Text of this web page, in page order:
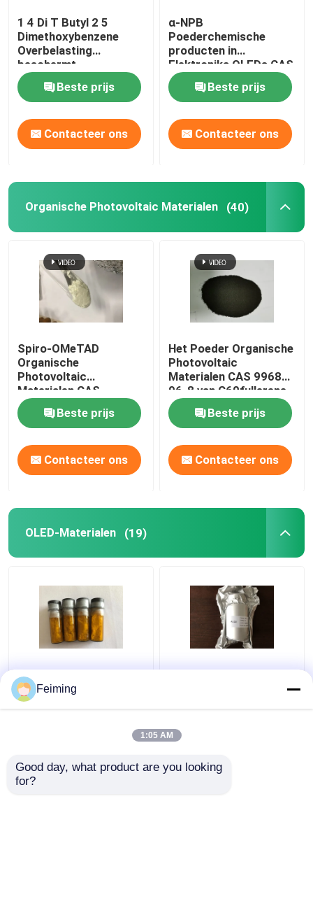
1 4 Di T Butyl 2 5
Dimethoxybenzene
Overbelasting
beschermt
Elektrolytadditief
Beste prijs
Contacteer ons
α-NPB
Poederchemische
producten in
Elektronika OLEDs CAS
123847-85-8 worden
gebruikt dieBeste prijs
Contacteer ons
Organische Photovoltaic Materialen (40)
Spiro-OMeTAD
Organische
Photovoltaic
Materialen CAS
207739-72-8
C81H68N4O8
Beste prijs
Contacteer ons
Het Poeder Organische
Photovoltaic
Materialen CAS 99685-
96-8 van C60fullerene
Beste prijs
Contacteer ons
OLED-Materialen (19)
Van de Materialenirl
van CAS 94928-86-6
het Iridium OLED (Ppy)
ALQ3 OLED 8-
Feiming
1:05 AM
Good day, what product are you looking
for?